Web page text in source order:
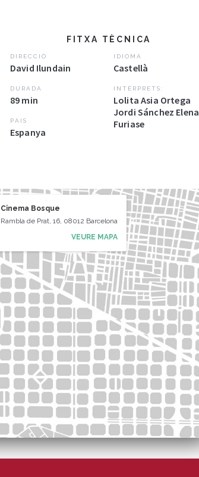
FITXA TÈCNICA
DIRECCIÓ
David Ilundain
DURADA
89 min
PAIS
Espanya
IDIOMA
Castellà
INTÈRPRETS:
Lolita Asia Ortega
Jordi Sánchez Elena
Furiase
Cinema Bosque
Rambla de Prat, 16, 08012 Barcelona
VEURE MAPA